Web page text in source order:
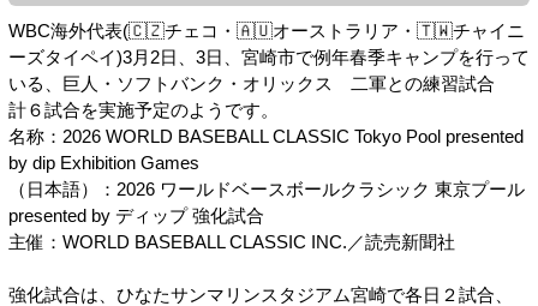
WBC海外代表(🇨🇿チェコ・🇦🇺オーストラリア・🇹🇼チャイニ
ーズタイペイ)3月2日、3日、宮崎市で例年春季キャンプを行って
いる、巨人・ソフトバンク・オリックス 二軍との練習試合
計６試合を実施予定のようです。
名称：2026 WORLD BASEBALL CLASSIC Tokyo Pool presented
by dip Exhibition Games
（日本語）：2026 ワールドベースボールクラシック 東京プール
presented by ディップ 強化試合
主催：WORLD BASEBALL CLASSIC INC.／読売新聞社
強化試合は、ひなたサンマリンスタジアム宮崎で各日２試合、